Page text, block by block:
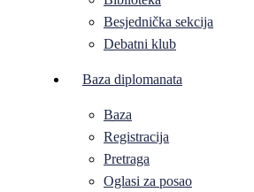
Besjednička sekcija
Debatni klub
Baza diplomanata
Baza
Registracija
Pretraga
Oglasi za posao